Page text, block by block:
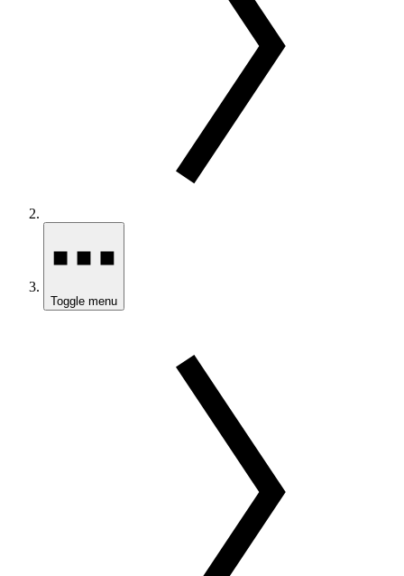
Toggle menu